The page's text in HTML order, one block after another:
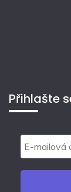
Přihlašte